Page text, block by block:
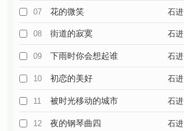
07 花的微笑 石进
08 街道的寂寞 石进
09 下雨时你会想起谁 石进
10 初恋的美好 石进
11 被时光移动的城市 石进
12 夜的钢琴曲四 石进